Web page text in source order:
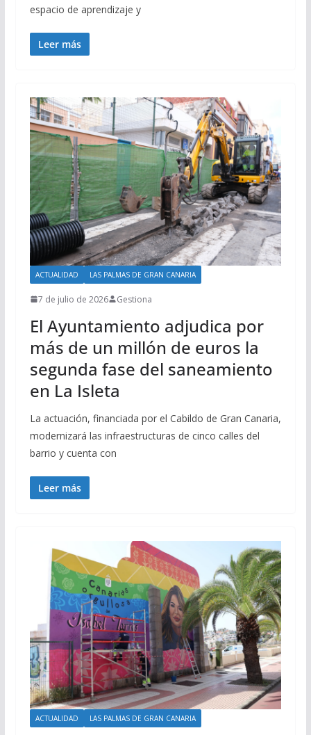
espacio de aprendizaje y
Leer más
ACTUALIDAD LAS PALMAS DE GRAN CANARIA
7 de julio de 2026 Gestiona
El Ayuntamiento adjudica por
más de un millón de euros la
segunda fase del saneamiento
en La Isleta
La actuación, financiada por el Cabildo de Gran Canaria,
modernizará las infraestructuras de cinco calles del
barrio y cuenta con
Leer más
ACTUALIDAD LAS PALMAS DE GRAN CANARIA